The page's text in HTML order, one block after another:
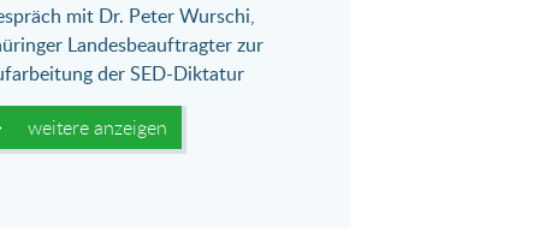
mit Dr. Peter Wurschi,
Landesbeauftragter zur
der SED-Diktatur
weitere anzeigen